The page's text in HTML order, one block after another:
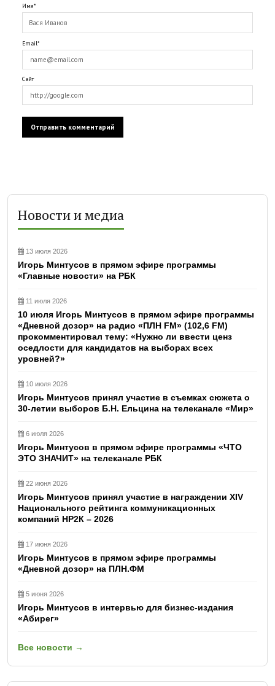
Имя*
Email*
Сайт
Новости и медиа
13 июля 2026
Игорь Минтусов в прямом эфире программы
«Главные новости» на РБК
11 июля 2026
10 июля Игорь Минтусов в прямом эфире программы
«Дневной дозор» на радио «ПЛН FM» (102,6 FM)
прокомментировал тему: «Нужно ли ввести ценз
оседлости для кандидатов на выборах всех
уровней?»
10 июля 2026
Игорь Минтусов принял участие в съемках сюжета о
30-летии выборов Б.Н. Ельцина на телеканале «Мир»
6 июля 2026
Игорь Минтусов в прямом эфире программы «ЧТО
ЭТО ЗНАЧИТ» на телеканале РБК
22 июня 2026
Игорь Минтусов принял участие в награждении XIV
Национального рейтинга коммуникационных
компаний НР2К – 2026
17 июня 2026
Игорь Минтусов в прямом эфире программы
«Дневной дозор» на ПЛН.ФМ
5 июня 2026
Игорь Минтусов в интервью для бизнес-издания
«Абирег»
Все новости →